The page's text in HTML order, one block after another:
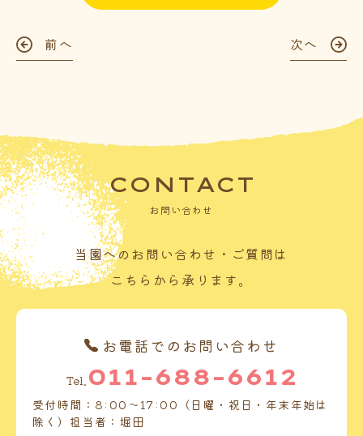
前へ 次へ
CONTACT
お問い合わせ
当園へのお問い合わせ・ご質問は
こちらから承ります。
お電話でのお問い合わせ
Tel. 011-688-6612
受付時間：8:00～17:00（日曜・祝日・年末年始は
除く）担当者：堀田